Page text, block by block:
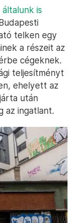
általunk is
telken egy
a részeit az
cégeknek.
teljesítményt
ehelyett az
után
az ingatlant.